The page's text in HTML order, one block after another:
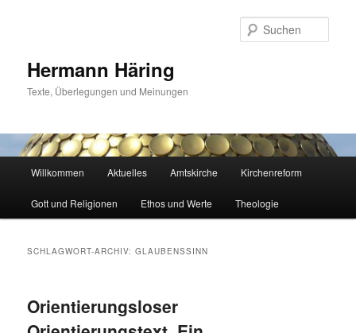
Hermann Häring
Texte, Überlegungen und Meinungen
Willkommen Aktuelles Amtskirche Kirchenreform
Gott und Religionen Ethos und Werte Theologie
SCHLAGWORT-ARCHIV:GLAUBENSSINN
Orientierungsloser